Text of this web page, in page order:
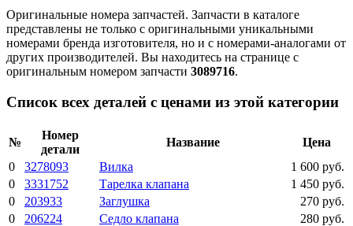
Оригинальные номера запчастей. Запчасти в каталоге
представлены не только с оригинальными уникальными
номерами бренда изготовителя, но и с номерами-аналогами от
других производителей. Вы находитесь на странице с
оригинальным номером запчасти 3089716.
Список всех деталей с ценами из этой категории
№
Номер
детали
Название
Цена
0
3278093 Вилка
1 600 руб.
0
3331752 Тарелка клапана
1 450 руб.
0
203933 Заглушка
270 руб.
0
206224 Седло клапана
280 руб.